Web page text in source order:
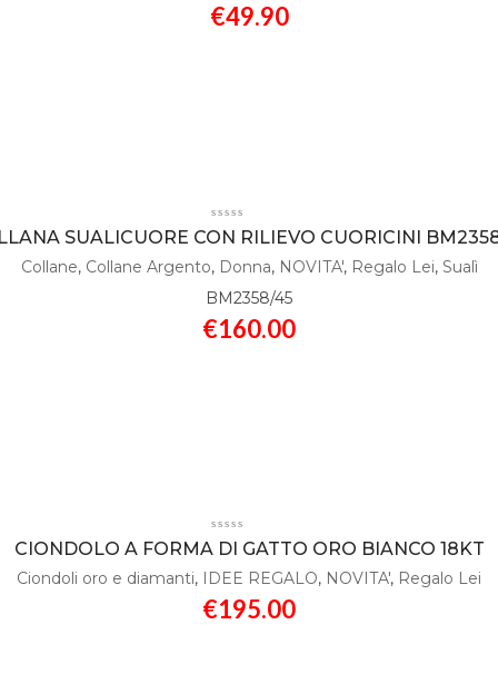
€49.90
SUALICUORE CON RILIEVO CUORICINI
Collane, Collane Argento, Donna, NOVITA', Regalo Lei, Sualì
BM2358/45
€160.00
CIONDOLO A FORMA DI GATTO ORO BIANCO 18KT
Ciondoli oro e diamanti, IDEE REGALO, NOVITA', Regalo Lei
€195.00